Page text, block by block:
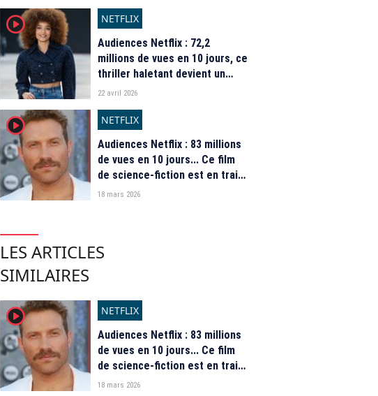
player2
NETFLIX
Audiences Netflix : 72,2
millions de vues en 10 jours, ce
thriller haletant devient un
phénomène sur la plateforme
22 avril 2026
player2
NETFLIX
Audiences Netflix : 83 millions
de vues en 10 jours... Ce film
de science-fiction est en train
de devenir un phénomène
18 mars 2026
LES ARTICLES
SIMILAIRES
player2
NETFLIX
Audiences Netflix : 83 millions
de vues en 10 jours... Ce film
de science-fiction est en train
de devenir un phénomène
18 mars 2026